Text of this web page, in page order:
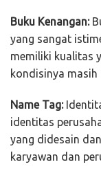
Buku Kenangan:
yang sangat
memiliki kualitas
kondisinya
Name Tag:
identitas
yang didesain
karyawan dan